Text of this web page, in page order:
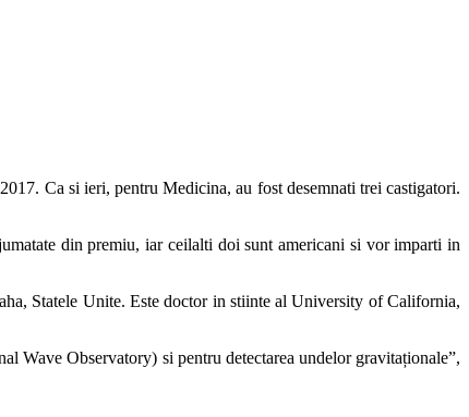
Ca si ieri, pentru Medicina, au fost desemnati trei castigatori.
din premiu, iar ceilalti doi sunt americani si vor imparti in
Statele Unite. Este doctor in stiinte al University of California,
Wave Observatory) si pentru detectarea undelor gravitaționale”,